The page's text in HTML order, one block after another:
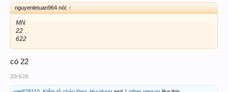
nguyenletuan964 nói: ↑
MN
22
622
có 22
20/4/26